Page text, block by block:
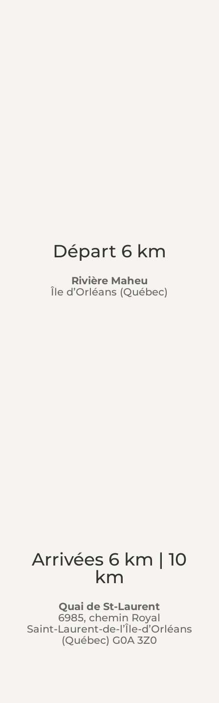
Départ 6 km
Rivière Maheu
Île d’Orléans (Québec)
Arrivées 6 km | 10
km
Quai de St-Laurent
6985, chemin Royal
Saint-Laurent-de-l’Île-d’Orléans
(Québec) G0A 3Z0